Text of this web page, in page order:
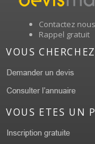
Contactez nous
Rappel gratuit
VOUS
VOUS ETES UN